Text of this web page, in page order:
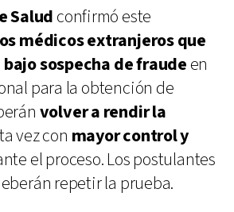
Salud confirmó este
médicos extranjeros que
sospecha de fraude en
para la obtención de
volver a rendir la
vez con mayor control y
el proceso. Los postulantes
repetir la prueba.